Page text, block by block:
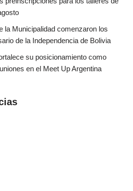
la Municipalidad comenzaron los
de la Independencia de Bolivia
su posicionamiento como
en el Meet Up Argentina